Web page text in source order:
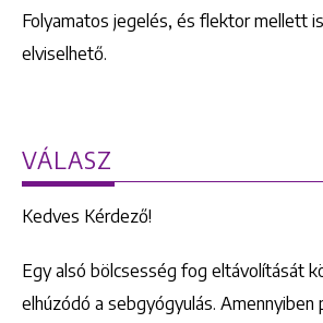
Folyamatos jegelés, és flektor mellett
elviselhető.
VÁLASZ
Kedves Kérdező!
Egy alsó bölcsesség fog eltávolítását
elhúzódó a sebgyógyulás. Amennyiben